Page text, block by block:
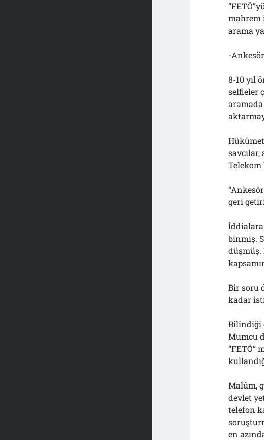
mahrem
arama
-
8-10 yıl
selfieler
Telekom
geri
İddialara
binmiş.
düşmüş.
Bir soru
kadar
Bilindiği
Mumcu
“FETÖ”
Malûm,
devlet
telefon
en